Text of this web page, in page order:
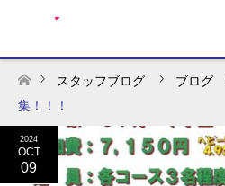
ホーム
スタッフブログ ブログ
集！！！
2024
OCT
09